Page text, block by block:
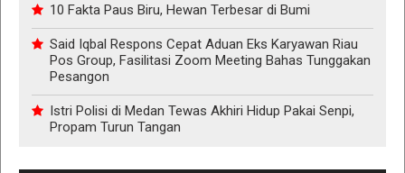
10 Fakta Paus Biru, Hewan Terbesar di Bumi
Said Iqbal Respons Cepat Aduan Eks Karyawan Riau
Pos Group, Fasilitasi Zoom Meeting Bahas Tunggakan
Pesangon
Istri Polisi di Medan Tewas Akhiri Hidup Pakai Senpi,
Propam Turun Tangan